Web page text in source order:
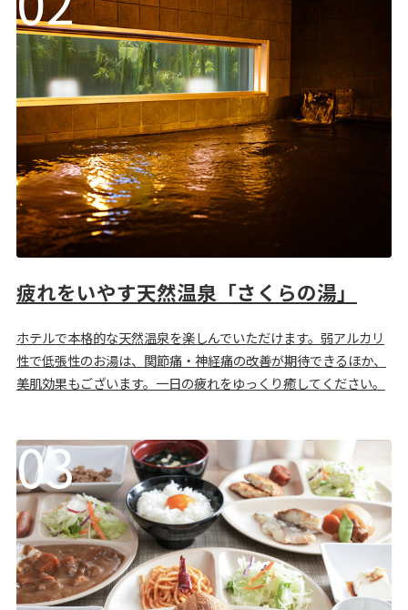
疲れをいやす天然温泉「さくらの湯」
ホテルで本格的な天然温泉を楽しんでいただけます。弱アルカリ
性で低張性のお湯は、関節痛・神経痛の改善が期待できるほか、
美肌効果もございます。一日の疲れをゆっくり癒してください。